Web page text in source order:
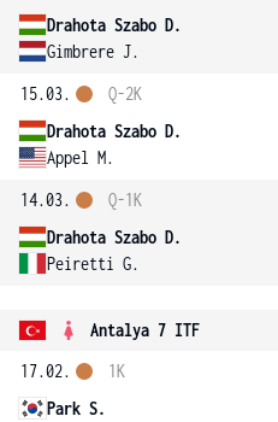
Drahota Szabo D.
Gimbrere J.
15.03.
Drahota Szabo D.
Appel M.
Q-2K
14.03.
Drahota Szabo D.
Peiretti G.
Q-1K
Antalya 7 ITF
17.02.
Park S.
1K